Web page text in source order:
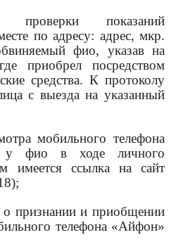
показаний
по адресу: адрес, мкр.
фио, указав на
приобрел посредством
средства. К протоколу
с выезда на указанный
мобильного телефона
у фио в ходе личного
имеется ссылка на сайт
о признании и приобщении
телефона «Айфон»